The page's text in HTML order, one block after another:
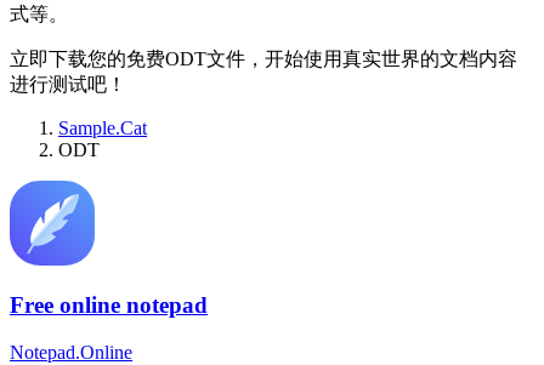
式等。
立即下载您的免费ODT文件，开始使用真实世界的文档内容
进行测试吧！
Sample.Cat
ODT
Free online notepad
Notepad.Online